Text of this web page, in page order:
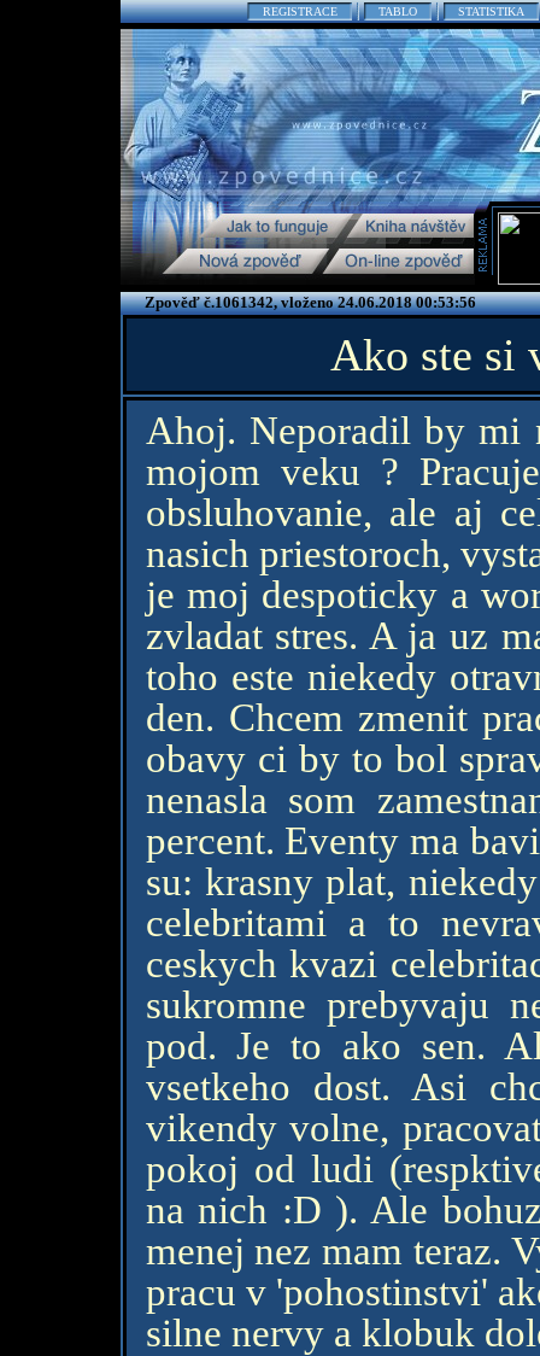
REGISTRACE TABLO STATISTIKA
Zpověď č.1061342, vloženo 24.06.2018 00:53:56
Ako ste si
Ahoj. Neporadil by mi
mojom veku ?
obsluhovanie, ale aj
nasich priestoroch,
je moj despoticky a
zvladat stres. A ja uz
toho este niekedy
den. Chcem zmenit
obavy ci by to bol
nenasla som
percent. Eventy ma
su: krasny plat,
celebritami a to
ceskych kvazi
sukromne prebyvaju
pod. Je to ako sen.
vsetkeho dost. Asi
vikendy volne,
pokoj od ludi
na nich :D ). Ale
menej nez mam teraz.
pracu v 'pohostinstvi'
silne nervy a klobuk